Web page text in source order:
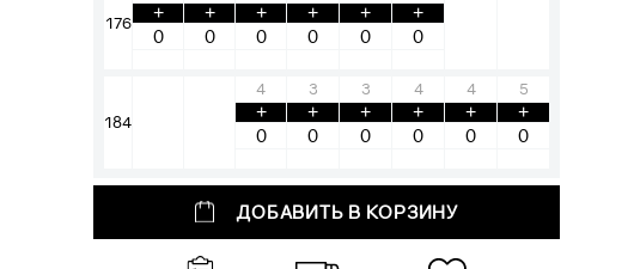
176 + + + + + +
184
4
+
3
+
3
+
4
+
4
+
5
+
ДОБАВИТЬ В КОРЗИНУ